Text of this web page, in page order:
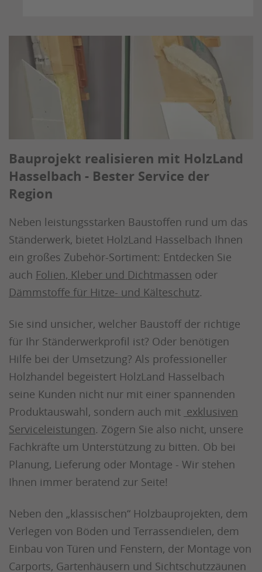
Bauprojekt realisieren mit HolzLand
Hasselbach - Bester Service der
Region
Neben leistungsstarken Baustoffen rund um das
Ständerwerk, bietet HolzLand Hasselbach Ihnen
ein großes Zubehör-Sortiment: Entdecken Sie
auch Folien, Kleber und Dichtmassen oder
Dämmstoffe für Hitze- und Kälteschutz.
Sie sind unsicher, welcher Baustoff der richtige
für Ihr Ständerwerkprofil ist? Oder benötigen
Hilfe bei der Umsetzung? Als professioneller
Holzhandel begeistert HolzLand Hasselbach
seine Kunden nicht nur mit einer spannenden
Produktauswahl, sondern auch mit exklusiven
Serviceleistungen. Zögern Sie also nicht, unsere
Fachkräfte um Unterstützung zu bitten. Ob bei
Planung, Lieferung oder Montage - Wir stehen
Ihnen immer beratend zur Seite!
Neben den „klassischen“ Holzbauprojekten, dem
Verlegen von Böden und Terrassendielen, dem
Einbau von Türen und Fenstern, der Montage von
Carports, Gartenhäusern und Sichtschutzzäunen